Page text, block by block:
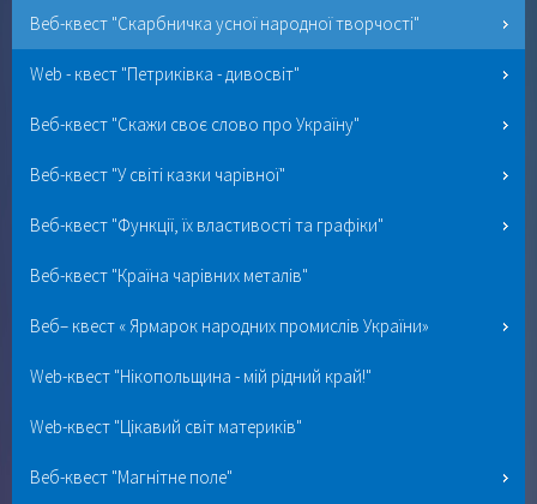
Веб-квест "Скарбничка усної народної творчості"
Web - квест "Петриківка - дивосвіт"
Веб-квест "Скажи своє слово про Україну"
Веб-квест "У світі казки чарівної"
Веб-квест "Функції, їх властивості та графіки"
Веб-квест "Країна чарівних металів"
Веб– квест « Ярмарок народних промислів України»
Web-квест "Нікопольщина - мій рідний край!"
Web-квест "Цікавий світ материків"
Веб-квест "Магнітне поле"